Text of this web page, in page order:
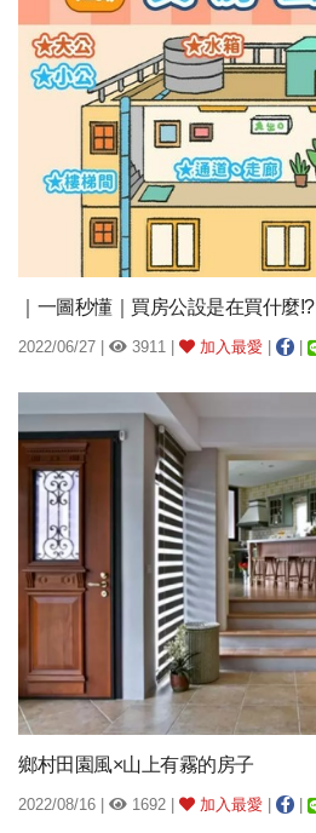
｜一圖秒懂｜買房公設是在買什麼!?
2022/06/27 | 3911 | 加入最愛
鄉村田園風×山上有霧的房子
2022/08/16 | 1692 | 加入最愛